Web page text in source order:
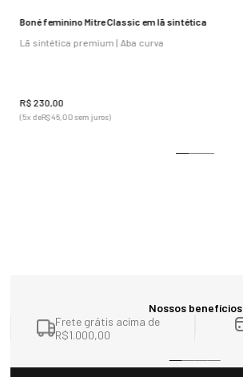
Boné feminino Mitre Classic em lã sintética
Lã sintética premium | Aba curva
R$ 230 00
(5x deR$46, 00sem juros)
Nossos benefícios
Frete grátis acima de
R$1.000,00